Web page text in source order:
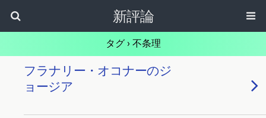
新評論
タグ › 不条理
フラナリー・オコナーのジ
ョージア